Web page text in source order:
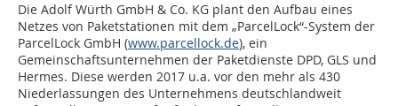
Die Adolf Würth GmbH & Co. KG plant den Aufbau eines
Netzes von Paketstationen mit dem „ParcelLock“-System der
ParcelLock GmbH (www.parcellock.de), ein
Gemeinschaftsunternehmen der Paketdienste DPD, GLS und
Hermes. Diese werden 2017 u.a. vor den mehr als 430
Niederlassungen des Unternehmens deutschlandweit